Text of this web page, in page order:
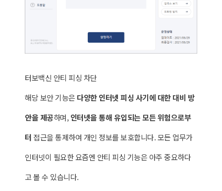
터보백신 안티 피싱 차단
해당 보안 기능은 다양한 인터넷 피싱 사기에 대한 대비 방
안을 제공하며,인터넷을 통해 유입되는 모든 위험으로부
터 접근을 통제하여 개인 정보를 보호합니다. 모든 업무가
인터넷이 필요한 요즘엔 안티 피싱 기능은 아주 중요하다
고 볼 수 있습니다.